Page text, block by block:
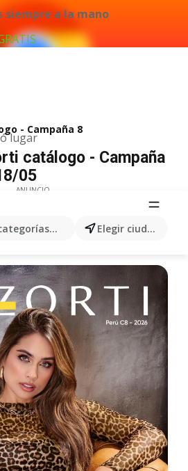
siempre a la mano
lugar
productos... Elegir ciudad
- Campaña 8
catálogo - Campaña
05
ANUNCIO